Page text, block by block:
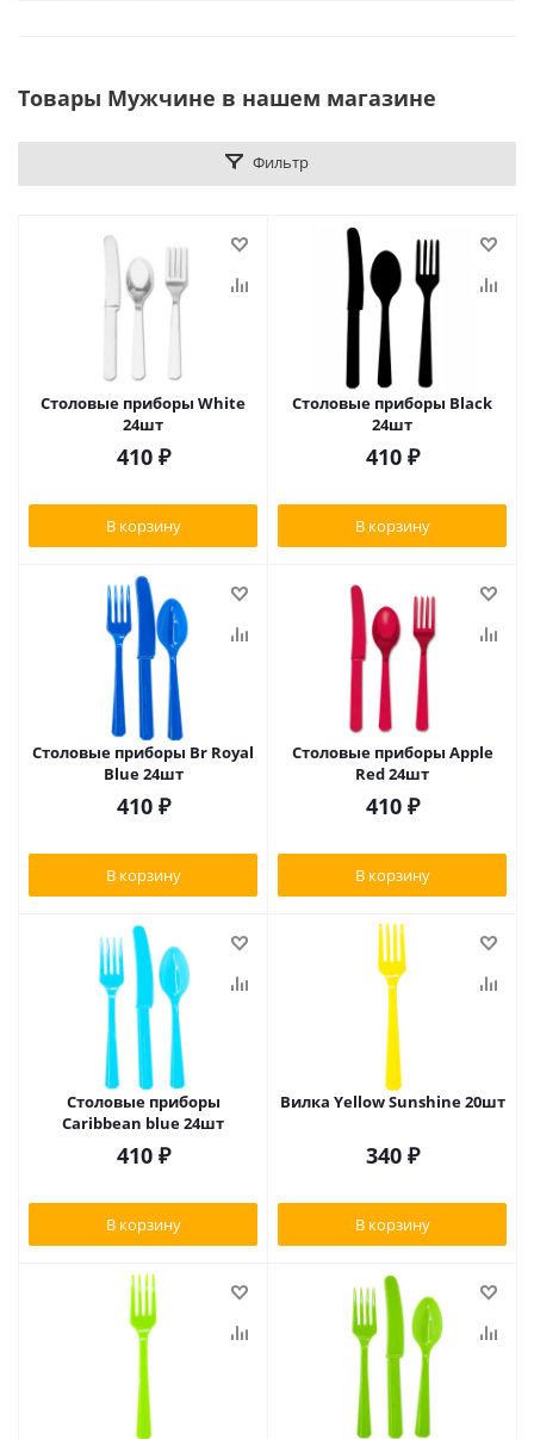
Товары Мужчине в нашем магазине
Фильтр
Столовые приборы White
24шт
410₽
В корзину
Столовые приборы Black
24шт
410₽
В корзину
Столовые приборы Br Royal
Blue 24шт
410₽
В корзину
Столовые приборы Apple
Red 24шт
410₽
В корзину
Столовые приборы
Caribbean blue 24шт
410₽
В корзину
Вилка Yellow Sunshine 20шт
340₽
В корзину